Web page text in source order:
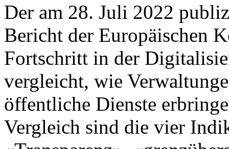
Der am 28. Juli 2022
Bericht der Europäischen
Fortschritt in der
vergleicht, wie
öffentliche Dienste
Vergleich sind die vier